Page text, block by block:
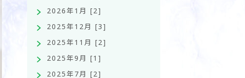
2026年1月 [2]
2025年12月 [3]
2025年11月 [2]
2025年9月 [1]
2025年7月 [2]